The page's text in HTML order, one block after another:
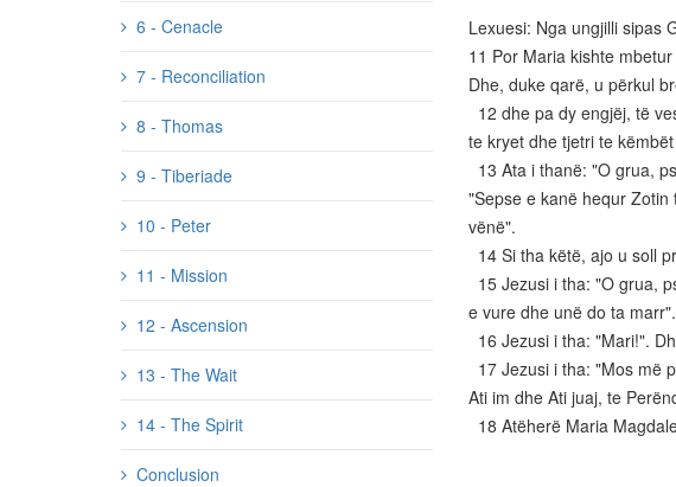
6 - Cenacle
7 - Reconciliation
8 - Thomas
9 - Tiberiade
10 - Peter
11 - Mission
12 - Ascension
13 - The Wait
14 - The Spirit
Conclusion
Lexuesi: Nga ungjilli sipas
11 Por Maria kishte
Dhe, duke qarë, u përkul
12 dhe pa dy engjëj, të
te kryet dhe tjetri te
13 Ata i thanë: "O grua,
"Sepse e kanë hequr
vënë".
14 Si tha këtë, ajo u soll
15 Jezusi i tha: "O grua,
e vure dhe unë do ta marr".
16 Jezusi i tha: "Mari!".
17 Jezusi i tha: "Mos më
Ati im dhe Ati juaj, te
18 Atëherë Maria